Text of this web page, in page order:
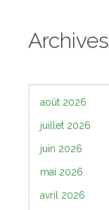
Archives
août 2026
juillet 2026
juin 2026
mai 2026
avril 2026